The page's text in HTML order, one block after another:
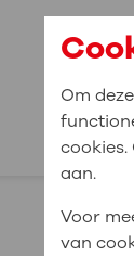
Om
aan.
Voor
van